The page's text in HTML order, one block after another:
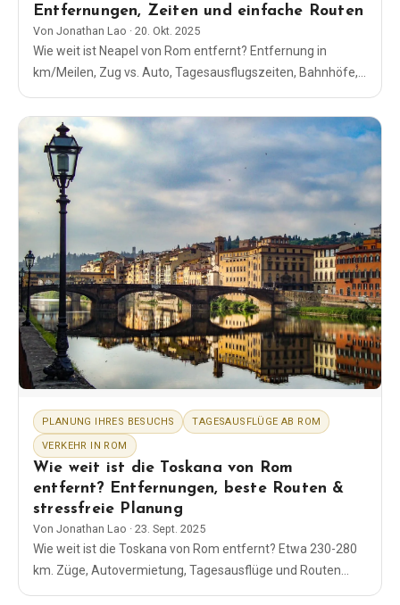
Entfernungen, Zeiten und einfache Routen
Von Jonathan Lao · 20. Okt. 2025
Wie weit ist Neapel von Rom entfernt? Entfernung in
km/Meilen, Zug vs. Auto, Tagesausflugszeiten, Bahnhöfe,
Tickets und die einfachsten Routen, die tatsächlich
funktionieren.
PLANUNG IHRES BESUCHS TAGESAUSFLÜGE AB ROM
VERKEHR IN ROM
Wie weit ist die Toskana von Rom
entfernt? Entfernungen, beste Routen &
stressfreie Planung
Von Jonathan Lao · 23. Sept. 2025
Wie weit ist die Toskana von Rom entfernt? Etwa 230-280
km. Züge, Autovermietung, Tagesausflüge und Routen